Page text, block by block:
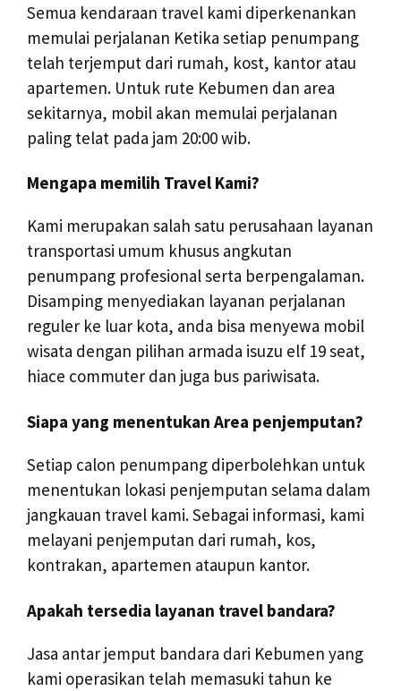
Semua kendaraan travel kami diperkenankan
memulai perjalanan Ketika setiap penumpang
telah terjemput dari rumah, kost, kantor atau
apartemen. Untuk rute Kebumen dan area
sekitarnya, mobil akan memulai perjalanan
paling telat pada jam 20:00 wib.
Mengapa memilih Travel Kami?
Kami merupakan salah satu perusahaan layanan
transportasi umum khusus angkutan
penumpang profesional serta berpengalaman.
Disamping menyediakan layanan perjalanan
reguler ke luar kota, anda bisa menyewa mobil
wisata dengan pilihan armada isuzu elf 19 seat,
hiace commuter dan juga bus pariwisata.
Siapa yang menentukan Area penjemputan?
Setiap calon penumpang diperbolehkan untuk
menentukan lokasi penjemputan selama dalam
jangkauan travel kami. Sebagai informasi, kami
melayani penjemputan dari rumah, kos,
kontrakan, apartemen ataupun kantor.
Apakah tersedia layanan travel bandara?
Jasa antar jemput bandara dari Kebumen yang
kami operasikan telah memasuki tahun ke